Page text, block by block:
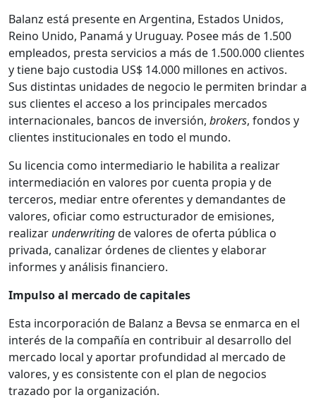
Balanz está presente en Argentina, Estados Unidos,
Reino Unido, Panamá y Uruguay. Posee más de 1.500
empleados, presta servicios a más de 1.500.000 clientes
y tiene bajo custodia US$ 14.000 millones en activos.
Sus distintas unidades de negocio le permiten brindar a
sus clientes el acceso a los principales mercados
internacionales, bancos de inversión, brokers, fondos y
clientes institucionales en todo el mundo.
Su licencia como intermediario le habilita a realizar
intermediación en valores por cuenta propia y de
terceros, mediar entre oferentes y demandantes de
valores, oficiar como estructurador de emisiones,
realizar underwritingde valores de oferta pública o
privada, canalizar órdenes de clientes y elaborar
informes y análisis financiero.
Impulso al mercado de capitales
Esta incorporación de Balanz a Bevsa se enmarca en el
interés de la compañía en contribuir al desarrollo del
mercado local y aportar profundidad al mercado de
valores, y es consistente con el plan de negocios
trazado por la organización.